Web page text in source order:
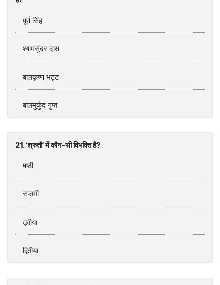
पूर्ण सिंह
श्यामसुंदर दास
बालकृष्ण भट्ट
बालमुकुंद गुप्त
21. ‘श्रुतौ’ में कौन-सी विभक्ति है?
षष्ठी
सप्तमी
तृतीया
द्वितीया